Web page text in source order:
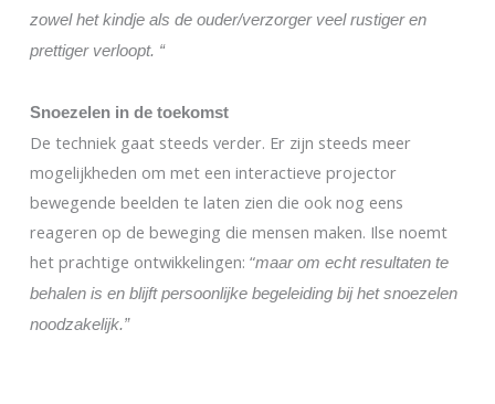
zowel het kindje als de ouder/verzorger veel rustiger en
prettiger verloopt. “
Snoezelen in de toekomst
De techniek gaat steeds verder. Er zijn steeds meer
mogelijkheden om met een interactieve projector
bewegende beelden te laten zien die ook nog eens
reageren op de beweging die mensen maken. Ilse noemt
het prachtige ontwikkelingen: “maar om echt resultaten te
behalen is en blijft persoonlijke begeleiding bij het snoezelen
noodzakelijk.”